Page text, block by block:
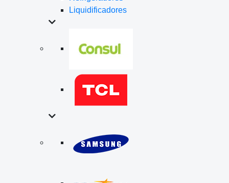
Liquidificadores